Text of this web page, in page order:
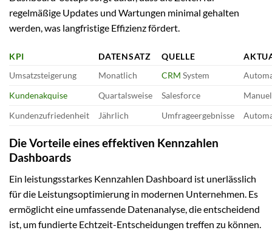
regelmäßige Updates und Wartungen minimal gehalten
werden, was langfristige Effizienz fördert.
KPI DATENSATZ QUELLE
Umsatzsteigerung
Monatlich CRM System
Kundenakquise
Quartalsweise Salesforce
Kundenzufriedenheit
Jährlich Umfrageergebnisse
Die Vorteile eines effektiven Kennzahlen
Dashboards
Ein leistungsstarkes Kennzahlen Dashboard ist unerlässlich
für die Leistungsoptimierung in modernen Unternehmen. Es
ermöglicht eine umfassende Datenanalyse, die entscheidend
ist, um fundierte Echtzeit-Entscheidungen treffen zu können.